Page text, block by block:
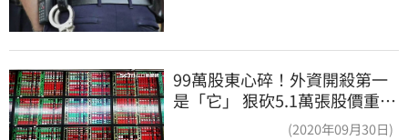
99萬股東心碎！外資開殺第一
是「它」 狠砍5.1萬張股價重挫
(2020年09月30日)